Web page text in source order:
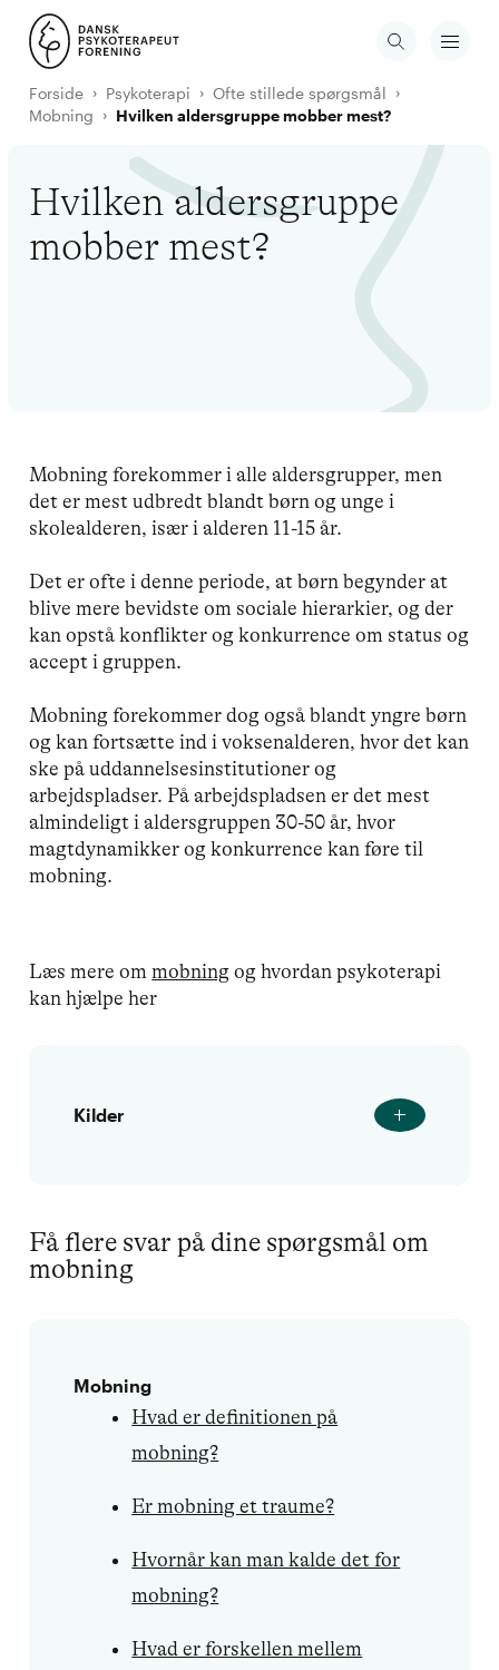
Forside Psykoterapi
Ofte stillede spørgsmål
Mobning
Hvilken aldersgruppe mobber mest?
Hvilken aldersgruppe
mobber mest?
Mobning forekommer i alle aldersgrupper, men
det er mest udbredt blandt børn og unge i
skolealderen, især i alderen 11-15 år.
Det er ofte i denne periode, at børn begynder at
blive mere bevidste om sociale hierarkier, og der
kan opstå konflikter og konkurrence om status og
accept i gruppen.
Mobning forekommer dog også blandt yngre børn
og kan fortsætte ind i voksenalderen, hvor det kan
ske på uddannelsesinstitutioner og
arbejdspladser. På arbejdspladsen er det mest
almindeligt i aldersgruppen 30-50 år, hvor
magtdynamikker og konkurrence kan føre til
mobning.
Læs mere ommobning og hvordan psykoterapi
kan hjælpe her
Kilder
Få flere svar på dine spørgsmål om
mobning
Mobning
Hvad er definitionen på
mobning?
Er mobning et traume?
Hvornår kan man kalde det for
mobning?
Hvad er forskellen mellem